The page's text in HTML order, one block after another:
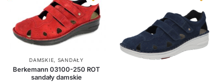
DAMSKIE, SANDAŁY
Berkemann 03100-250 ROT
sandały damskie